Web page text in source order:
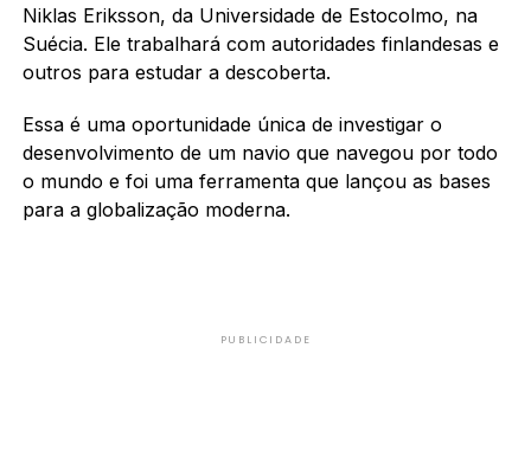
Niklas Eriksson, da Universidade de Estocolmo, na
Suécia. Ele trabalhará com autoridades finlandesas e
outros para estudar a descoberta.
Essa é uma oportunidade única de investigar o
desenvolvimento de um navio que navegou por todo
o mundo e foi uma ferramenta que lançou as bases
para a globalização moderna.
PUBLICIDADE